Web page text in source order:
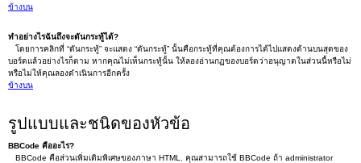
ข้างบน
ทำอย่างไรฉันถึงจะดันกระทู้ได้?
โดยการคลิกที่ “ดันกระทู้” จะแสดง “ดันกระทู้” นั้นคือกระทู้ที่คุณต้องการได้ไปแสดงด้านบนสุดของ
บอร์ดแล้วอย่างไรก็ตาม หากคุณไม่เห็นกระทู้นั้น ให้ลองอ่านกฏของบอร์ดว่าอนุญาตในส่วนนี้หรือไม่
หรือไม่ให้คุณลองดำเนินการอีกครั้ง
ข้างบน
รูปแบบและชนิดของหัวข้อ
BBCode คืออะไร?
BBCode คือส่วนเพิ่มเติมพิเศษของภาษา HTML. คุณสามารถใช้ BBCode ถ้า administrator